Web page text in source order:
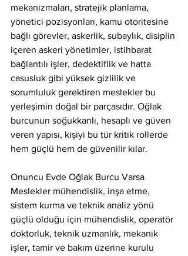
mekanizmaları, stratejik planlama,
yönetici pozisyonları, kamu otoritesine
bağlı görevler, askerlik, subaylık, disiplin
içeren askeri yönetimler, istihbarat
bağlantılı işler, dedektiflik ve hatta
casusluk gibi yüksek gizlilik ve
sorumluluk gerektiren meslekler bu
yerleşimin doğal bir parçasıdır. Oğlak
burcunun soğukkanlı, hesaplı ve güven
veren yapısı, kişiyi bu tür kritik rollerde
hem güçlü hem de güvenilir kılar.
Onuncu Evde Oğlak Burcu Varsa
Meslekler mühendislik, inşa etme,
sistem kurma ve teknik analiz yönü
güçlü olduğu için mühendislik, operatör
doktorluk, teknik uzmanlık, mekanik
işler, tamir ve bakım üzerine kurulu